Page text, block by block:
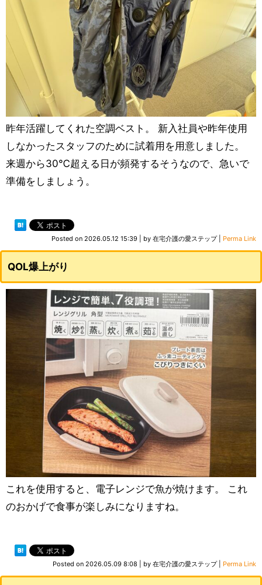
昨年活躍してくれた空調ベスト。 新入社員や昨年使用
しなかったスタッフのために試着用を用意しました。
来週から30℃超える日が頻発するそうなので、急いで
準備をしましょう。
Posted on 2026.05.12 15:39 by 在宅介護の愛ステップ| Perma Link
QOL爆上がり
これを使用すると、電子レンジで魚が焼けます。 これ
のおかげで食事が楽しみになりますね。
Posted on 2026.05.09 8:08 by 在宅介護の愛ステップ| Perma Link